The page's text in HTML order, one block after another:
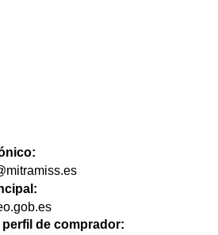
de comprador: